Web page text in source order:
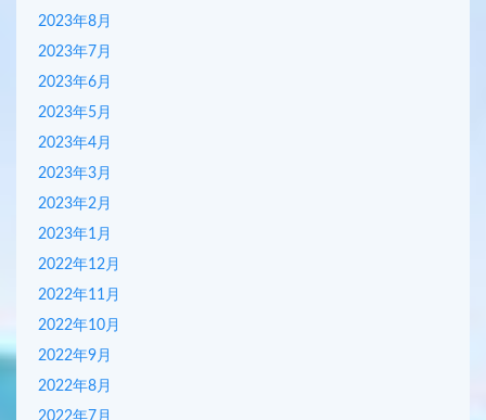
2023年8月
2023年7月
2023年6月
2023年5月
2023年4月
2023年3月
2023年2月
2023年1月
2022年12月
2022年11月
2022年10月
2022年9月
2022年8月
2022年7月